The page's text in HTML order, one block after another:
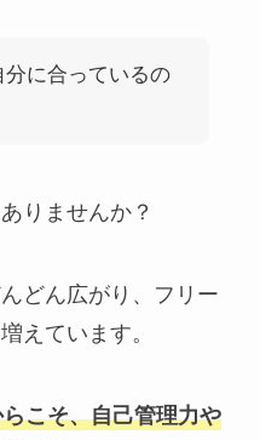
に合っているの
りませんか？
どん広がり、フリー
えています。
こそ、自己管理力や